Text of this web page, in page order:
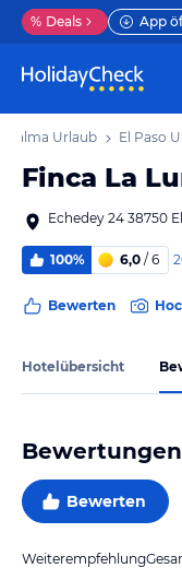
% Deals App
Palma Urlaub El Paso
Finca La
Echedey 24 38750
100% 6,0 / 6
Bewerten
Hotelübersicht
Bewertungen
Bewerten
Weiterempfehlung